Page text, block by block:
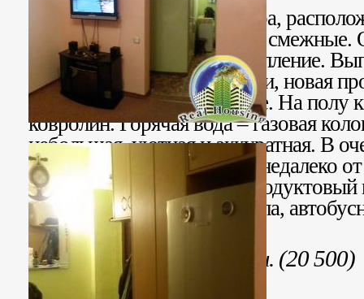
Продается 2- комн. квартира,
кирпичном доме. Комнаты смежные.
двор. Индивидуальное отопление.
выровнены стены и потолки, новая
окна – металлопластиковые. На полу
ковролин. Горячая вода – газовая
небольшая, уютная и аккуратная. В
состоянии. Дом находится недалеко
«Южгидромаш». Рядом продуктовый
рынок, детский садик, школа,
Стоимость: 512 500 грн. (20 500)